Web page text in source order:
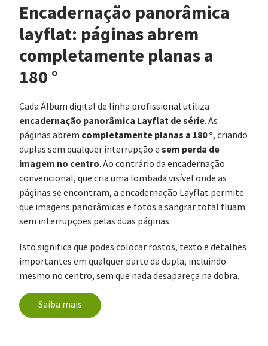
Encadernação panorâmica
layflat: páginas abrem
completamente planas a
180 °
Cada Álbum digital de linha profissional utiliza
encadernação panorâmica Layflat de série. As
páginas abrem completamente planas a 180 °, criando
duplas sem qualquer interrupção e sem perda de
imagem no centro. Ao contrário da encadernação
convencional, que cria uma lombada visível onde as
páginas se encontram, a encadernação Layflat permite
que imagens panorâmicas e fotos a sangrar total fluam
sem interrupções pelas duas páginas.
Isto significa que podes colocar rostos, texto e detalhes
importantes em qualquer parte da dupla, incluindo
mesmo no centro, sem que nada desapareça na dobra.
Saiba mais